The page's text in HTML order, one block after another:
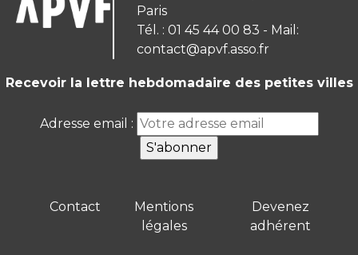
Paris
Tél. : 01 45 44 00 83 - Mail:
contact@apvf.asso.fr
Recevoir la lettre hebdomadaire des petites villes
Adresse email :
Contact
Mentions
légales
Devenez
adhérent